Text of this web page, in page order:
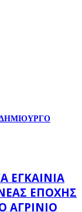
ΕΓΚΑΊΝΙΑ
ΕΠΟΧΉΣ
ΑΓΡΊΝΙΟ